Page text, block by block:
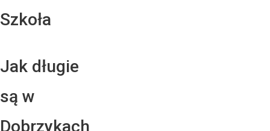
Szkoła
Jak długie
są w
Dobrzykach